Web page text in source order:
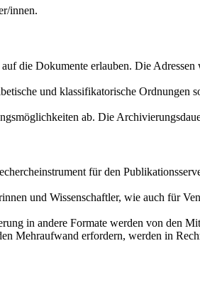
innen.
die Dokumente erlauben. Die
und klassifikatorische Ordnungen
ab. Die
für den
und Wissenschaftler, wie auch für
in andere Formate werden von den
Mehraufwand erfordern, werden in